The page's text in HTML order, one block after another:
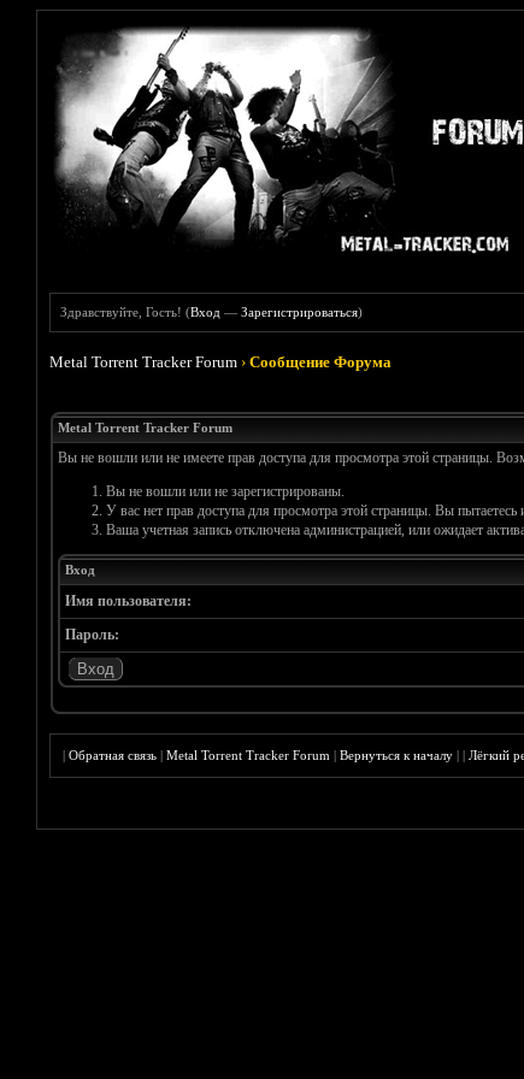
Здравствуйте, Гость! (Вход —Зарегистрироваться)
Metal Torrent Tracker Forum ›Сообщение Форума
Metal Torrent Tracker Forum
Вы не вошли или не имеете прав доступа для просмотра этой страницы.
Вы не вошли или не зарегистрированы.
У вас нет прав доступа для просмотра этой страницы. Вы
Ваша учетная запись отключена администрацией, или ожидает
Вход
Имя пользователя:
Пароль:
|Обратная связь |Metal Torrent Tracker Forum |Вернуться к началу ||Лёгкий